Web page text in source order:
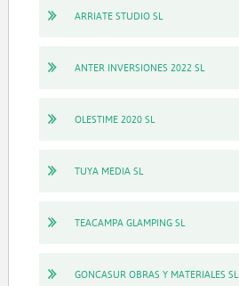
ARRIATE STUDIO SL
ANTER INVERSIONES 2022 SL
OLESTIME 2020 SL
TUYA MEDIA SL
TEACAMPA GLAMPING SL
GONCASUR OBRAS Y MATERIALES SL